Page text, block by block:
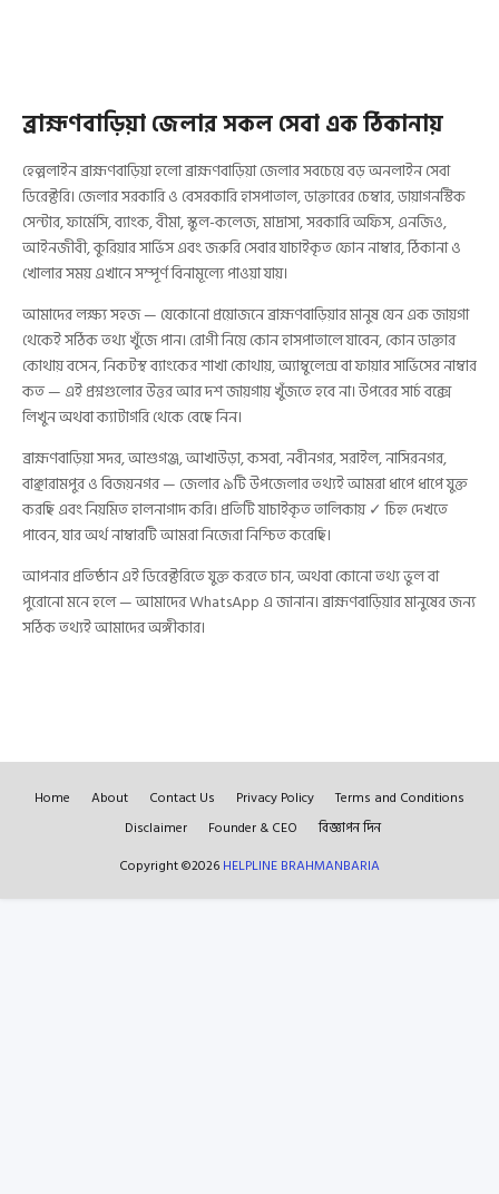
ব্রাহ্মণবাড়িয়া জেলার সকল সেবা এক ঠিকানায়
হেল্পলাইন ব্রাহ্মণবাড়িয়া হলো ব্রাহ্মণবাড়িয়া জেলার সবচেয়ে বড় অনলাইন সেবা
ডিরেক্টরি। জেলার সরকারি ও বেসরকারি হাসপাতাল, ডাক্তারের চেম্বার, ডায়াগনস্টিক
সেন্টার, ফার্মেসি, ব্যাংক, বীমা, স্কুল-কলেজ, মাদ্রাসা, সরকারি অফিস, এনজিও,
আইনজীবী, কুরিয়ার সার্ভিস এবং জরুরি সেবার যাচাইকৃত ফোন নাম্বার, ঠিকানা ও
খোলার সময় এখানে সম্পূর্ণ বিনামূল্যে পাওয়া যায়।
আমাদের লক্ষ্য সহজ — যেকোনো প্রয়োজনে ব্রাহ্মণবাড়িয়ার মানুষ যেন এক জায়গা
থেকেই সঠিক তথ্য খুঁজে পান। রোগী নিয়ে কোন হাসপাতালে যাবেন, কোন ডাক্তার
কোথায় বসেন, নিকটস্থ ব্যাংকের শাখা কোথায়, অ্যাম্বুলেন্স বা ফায়ার সার্ভিসের নাম্বার
কত — এই প্রশ্নগুলোর উত্তর আর দশ জায়গায় খুঁজতে হবে না। উপরের সার্চ বক্সে
লিখুন অথবা ক্যাটাগরি থেকে বেছে নিন।
ব্রাহ্মণবাড়িয়া সদর, আশুগঞ্জ, আখাউড়া, কসবা, নবীনগর, সরাইল, নাসিরনগর,
বাঞ্ছারামপুর ও বিজয়নগর — জেলার ৯টি উপজেলার তথ্যই আমরা ধাপে ধাপে যুক্ত
করছি এবং নিয়মিত হালনাগাদ করি। প্রতিটি যাচাইকৃত তালিকায় ✓ চিহ্ন দেখতে
পাবেন, যার অর্থ নাম্বারটি আমরা নিজেরা নিশ্চিত করেছি।
আপনার প্রতিষ্ঠান এই ডিরেক্টরিতে যুক্ত করতে চান, অথবা কোনো তথ্য ভুল বা
পুরোনো মনে হলে — আমাদের WhatsApp এ জানান। ব্রাহ্মণবাড়িয়ার মানুষের জন্য
সঠিক তথ্যই আমাদের অঙ্গীকার।
Home About Contact Us Privacy Policy
Terms and Conditions
Disclaimer
Founder & CEO
বিজ্ঞাপন দিন
Copyright ©2026 HELPLINE BRAHMANBARIA